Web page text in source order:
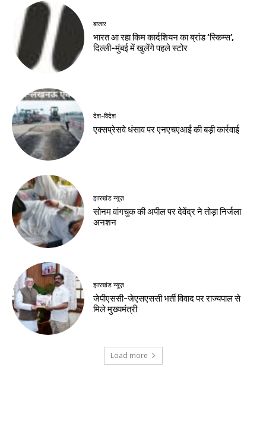
बाजार
भारत आ रहा किम कार्दशियन का ब्रांड ‘स्किम्स’,
दिल्ली-मुंबई में खुलेंगे पहले स्टोर
देश-विदेश
एक्सप्रेसवे धंसाव पर एनएचएआई की बड़ी कार्रवाई
झारखंड न्यूज़
सोनम वांगचुक की अपील पर देवेंद्र ने तोड़ा निर्जला
अनशन
झारखंड न्यूज़
जेपीएससी-जेएसएससी भर्ती विवाद पर राज्यपाल से
मिले मुख्यमंत्री
Load more